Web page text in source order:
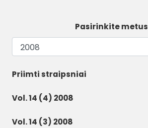
Pasirinkite metus
Priimti straipsniai
Vol. 14 (4) 2008
Vol. 14 (3) 2008